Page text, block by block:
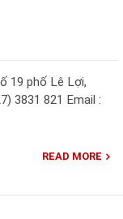
19 phố Lê Lợi,
3831 821 Email :
READ MORE